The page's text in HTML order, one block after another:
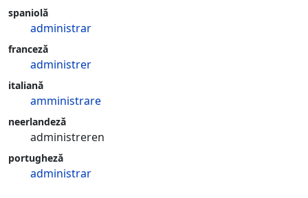
spaniolă
administrar
franceză
administrer
italiană
amministrare
neerlandeză
administreren
portugheză
administrar